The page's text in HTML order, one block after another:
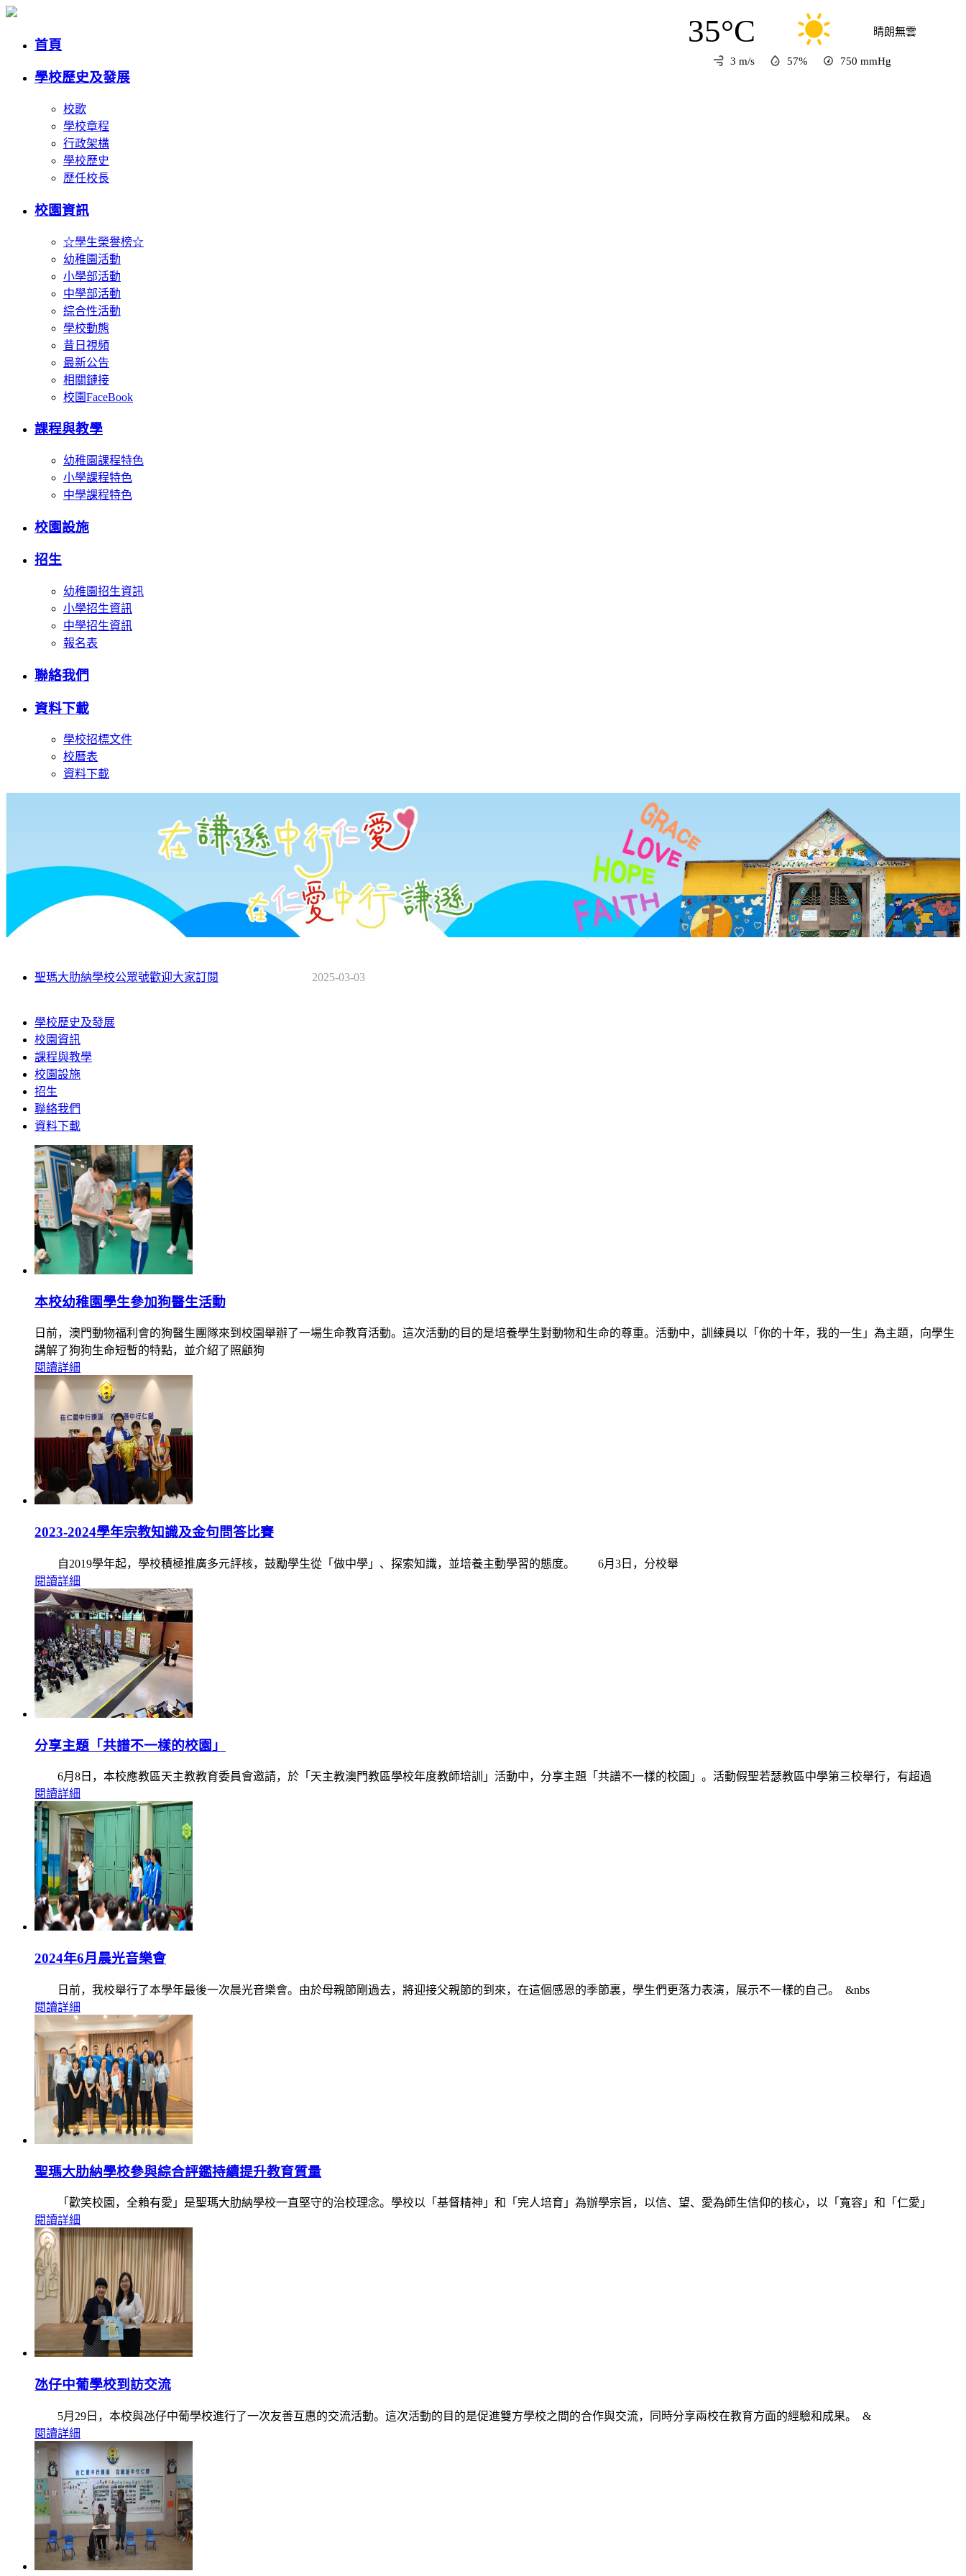
35°C 晴朗無雲
3 m/s 57% 750 mmHg
首頁
學校歷史及發展
校歌
學校章程
行政架構
學校歷史
歷任校長
校園資訊
☆學生榮譽榜☆
幼稚園活動
小學部活動
中學部活動
綜合性活動
學校動態
昔日視頻
最新公告
相關鏈接
校園FaceBook
課程與教學
幼稚園課程特色
小學課程特色
中學課程特色
校園設施
招生
幼稚園招生資訊
小學招生資訊
中學招生資訊
報名表
聯絡我們
資料下載
學校招標文件
校曆表
資料下載
2025-03-03
聖瑪大肋納學校公眾號歡迎大家訂閱
學校歷史及發展
校園資訊
課程與教學
校園設施
招生
聯絡我們
資料下載
本校幼稚園學生參加狗醫生活動
日前，澳門動物福利會的狗醫生團隊來到校園舉辦了一場生命教育活動。這次活動的目的是培養學生對動物和生命的尊重。活動中，訓練員以「你的十年，我的一生」為主題，向學生
講解了狗狗生命短暫的特點，並介紹了照顧狗
閱讀詳細
2023-2024學年宗教知識及金句問答比賽
自2019學年起，學校積極推廣多元評核，鼓勵學生從「做中學」、探索知識，並培養主動學習的態度。 6月3日，分校舉
閱讀詳細
分享主題「共譜不一樣的校園」
6月8日，本校應教區天主教教育委員會邀請，於「天主教澳門教區學校年度教師培訓」活動中，分享主題「共譜不一樣的校園」。活動假聖若瑟教區中學第三校舉行，有超過
閱讀詳細
2024年6月晨光音樂會
日前，我校舉行了本學年最後一次晨光音樂會。由於母親節剛過去，將迎接父親節的到來，在這個感恩的季節裏，學生們更落力表演，展示不一樣的自己。 &nbs
閱讀詳細
聖瑪大肋納學校參與綜合評鑑持續提升教育質量
「歡笑校園，全賴有愛」是聖瑪大肋納學校一直堅守的治校理念。學校以「基督精神」和「完人培育」為辦學宗旨，以信、望、愛為師生信仰的核心，以「寬容」和「仁愛」
閱讀詳細
氹仔中葡學校到訪交流
5月29日，本校與氹仔中葡學校進行了一次友善互惠的交流活動。這次活動的目的是促進雙方學校之間的合作與交流，同時分享兩校在教育方面的經驗和成果。 &
閱讀詳細